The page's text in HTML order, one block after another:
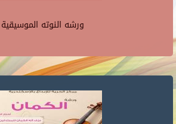
ورشه النوته الموسيقية